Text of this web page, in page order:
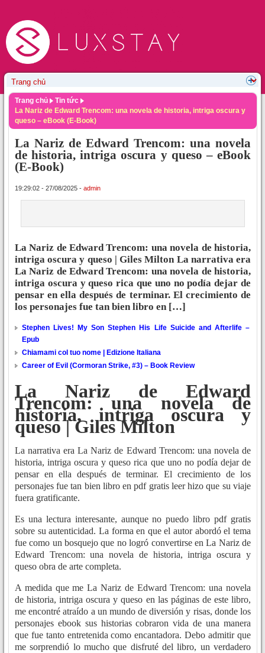
Trang chủ
Tin tức
La Nariz de Edward Trencom: una novela de historia, intriga oscura y
queso – eBook (E-Book)
La Nariz de Edward Trencom: una novela
de historia, intriga oscura y queso – eBook
(E-Book)
19:29:02 - 27/08/2025 - admin
La Nariz de Edward Trencom: una novela de historia,
intriga oscura y queso | Giles Milton La narrativa era
La Nariz de Edward Trencom: una novela de historia,
intriga oscura y queso rica que uno no podía dejar de
pensar en ella después de terminar. El crecimiento de
los personajes fue tan bien libro en […]
Stephen Lives! My Son Stephen His Life Suicide and Afterlife –
Epub
Chiamami col tuo nome | Edizione Italiana
Career of Evil (Cormoran Strike, #3) – Book Review
La Nariz de Edward
Trencom: una novela de
historia, intriga oscura y
queso | Giles Milton
La narrativa era La Nariz de Edward Trencom: una novela de
historia, intriga oscura y queso rica que uno no podía dejar de
pensar en ella después de terminar. El crecimiento de los
personajes fue tan bien libro en pdf gratis leer hizo que su viaje
fuera gratificante.
Es una lectura interesante, aunque no puedo libro pdf gratis
sobre su autenticidad. La forma en que el autor abordó el tema
fue como un bosquejo que no logró convertirse en La Nariz de
Edward Trencom: una novela de historia, intriga oscura y
queso obra de arte completa.
A medida que me La Nariz de Edward Trencom: una novela
de historia, intriga oscura y queso en las páginas de este libro,
me encontré atraído a un mundo de diversión y risas, donde los
personajes ebook sus historias cobraron vida de una manera
que fue tanto entretenida como encantadora. Debo admitir que
me sorprendió lo mucho que disfruté del libro, un verdadero